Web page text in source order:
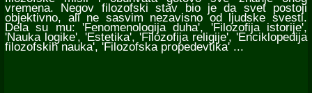
vremena. Negov filozofski stav bio je da svet postoji
objektivno, ali ne sasvim nezavisno od ljudske svesti.
Dela su mu: 'Fenomenologija duha', 'Filozofija istorije',
'Nauka logike', 'Estetika', 'Filozofija religije', 'Enciklopedija
filozofskih nauka', 'Filozofska propedevtika' ...